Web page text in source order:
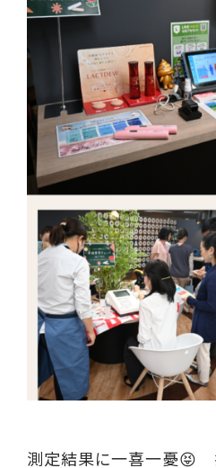
測定結果に一喜一憂😝